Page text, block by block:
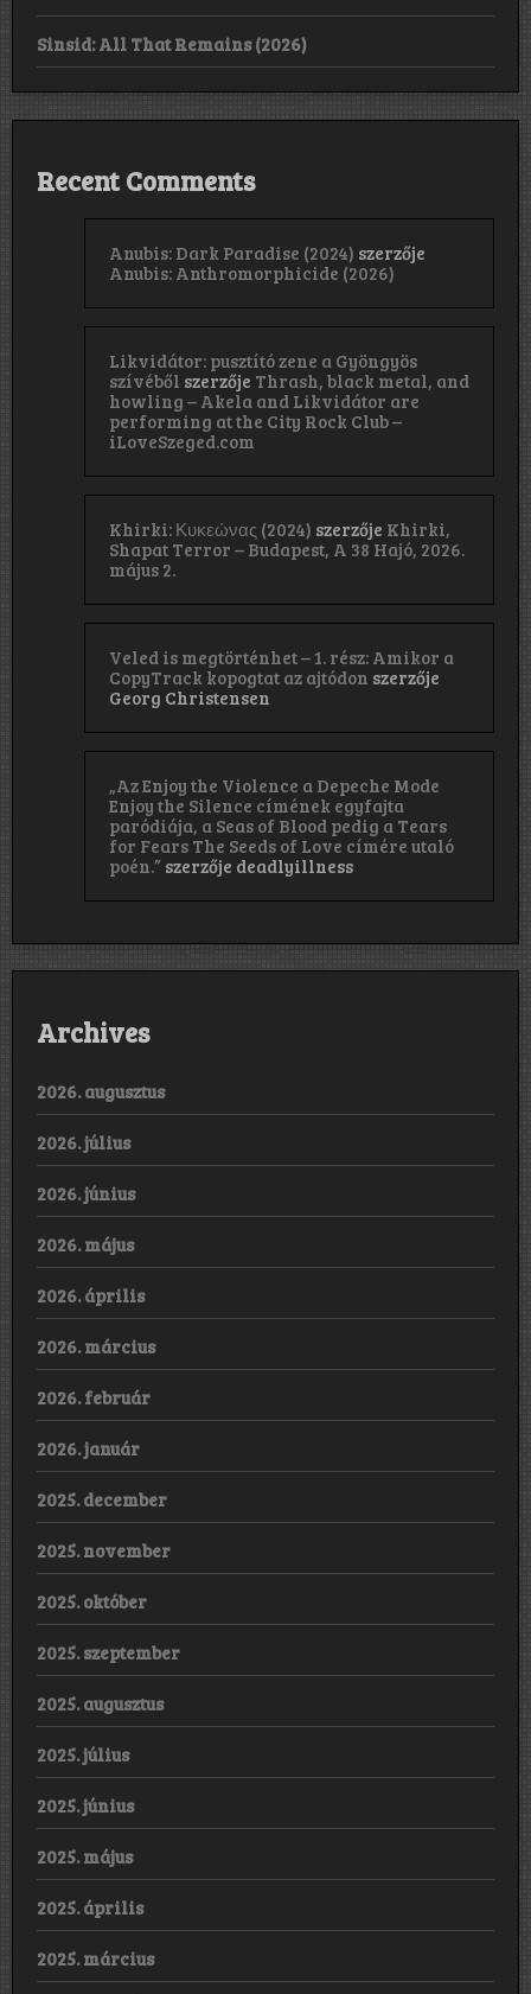
Sinsid: All That Remains (2026)
Recent Comments
Anubis: Dark Paradise (2024) szerzője
Anubis: Anthromorphicide (2026)
Likvidátor: pusztító zene a Gyöngyös
szívéből szerzője Thrash, black metal, and
howling – Akela and Likvidátor are
performing at the City Rock Club –
iLoveSzeged.com
Khirki: Κ​υ​κ​ε​ώ​ν​α​ς (2024) szerzője Khirki,
Shapat Terror – Budapest, A 38 Hajó, 2026.
május 2.
Veled is megtörténhet – 1. rész: Amikor a
CopyTrack kopogtat az ajtódon szerzője
Georg Christensen
„Az Enjoy the Violence a Depeche Mode
Enjoy the Silence címének egyfajta
paródiája, a Seas of Blood pedig a Tears
for Fears The Seeds of Love címére utaló
poén.” szerzője deadlyillness
Archives
2026. augusztus
2026. július
2026. június
2026. május
2026. április
2026. március
2026. február
2026. január
2025. december
2025. november
2025. október
2025. szeptember
2025. augusztus
2025. július
2025. június
2025. május
2025. április
2025. március